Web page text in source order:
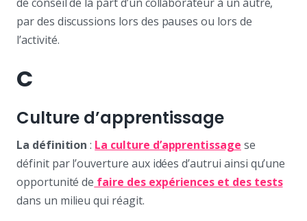
par des discussions lors des pauses ou lors de
l’activité.
C
Culture d’apprentissage
La définition : La culture d’apprentissage se
définit par l’ouverture aux idées d’autrui ainsi qu’une
opportunité de faire des expériences et des tests
dans un milieu qui réagit.